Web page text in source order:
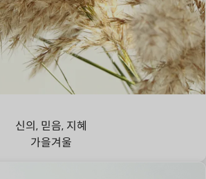
신의, 믿음, 지혜
가을겨울